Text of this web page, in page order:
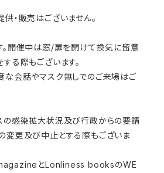
・販売はございません。
。開催中は窓/扉を開けて換気に留意
る際もございます。
な会話やマスク無しでのご来場はご
の感染拡大状況及び行政からの要請
変更及び中止とする際もございま
とLonliness booksのWE